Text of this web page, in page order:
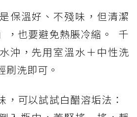
保溫好、不殘味，但清潔
，也要避免熱脹冷縮。 千
沖，先用室溫水＋中性洗
刷洗即可。
，可以試試白醋溶垢法：